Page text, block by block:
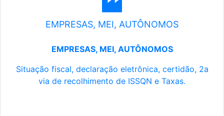
EMPRESAS, MEI, AUTÔNOMOS
EMPRESAS, MEI, AUTÔNOMOS
Situação fiscal, declaração eletrônica, certidão, 2a
via de recolhimento de ISSQN e Taxas.